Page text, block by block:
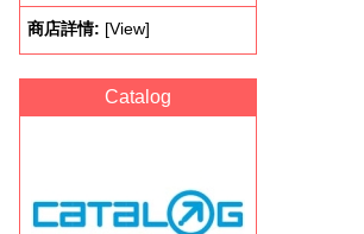
商店詳情: [View]
Catalog